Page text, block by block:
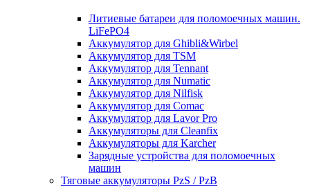
Литиевые батареи для поломоечных машин.
LiFePO4
Аккумулятор для Ghibli&Wirbel
Аккумулятор для TSM
Аккумулятор для Tennant
Аккумулятор для Numatic
Аккумулятор для Nilfisk
Аккумулятор для Comac
Аккумулятор для Lavor Pro
Аккумуляторы для Cleanfix
Аккумуляторы для Karcher
Зарядные устройства для поломоечных
машин
Тяговые аккумуляторы PzS / PzB